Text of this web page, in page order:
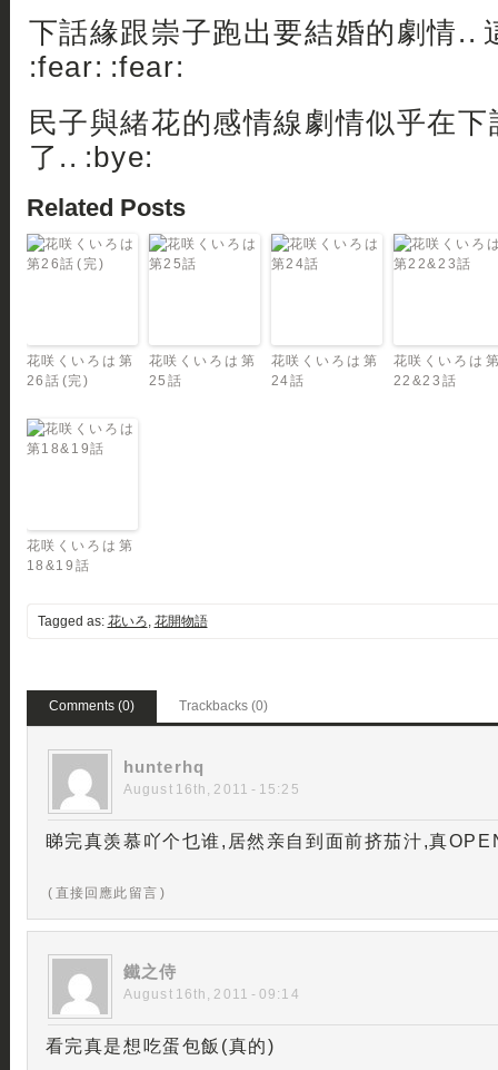
下話緣跟崇子跑出要結婚的劇情..
:fear: :fear:
民子與緒花的感情線劇情似乎在
了.. :bye:
Related Posts
花咲くいろは 第
26話 (完)
花咲くいろは 第
25話
花咲くいろは 第
24話
花咲くいろは
22&23話
花咲くいろは 第
18&19話
Tagged as: 花いろ, 花開物語
Comments (0) Trackbacks (0)
hunterhq
August 16th, 2011 - 15:25
睇完真羡慕吖个乜谁,居然亲自到面前挤茄汁,真
( 直接回應此留言 )
鐵之侍
August 16th, 2011 - 09:14
看完真是想吃蛋包飯(真的)